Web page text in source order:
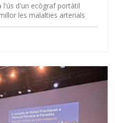
l'ús d'un ecògraf portàtil
les malalties arterials